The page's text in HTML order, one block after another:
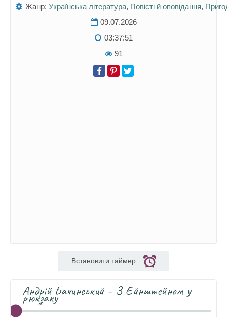
Жанр: Українська література, Повісті й оповідання,
09.07.2026
03:37:51
91
Встановити таймер
Андрій Бачинський - З Ейнштейном у
рюкзаку